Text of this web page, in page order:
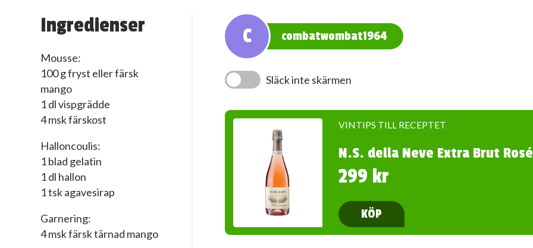
Ingredienser
Mousse:
100 g fryst eller färsk
mango
1 dl vispgrädde
4 msk färskost
Halloncoulis:
1 blad gelatin
1 dl hallon
1 tsk agavesirap
Garnering:
4 msk färsk tärnad mango
C combatwombat1964
Släck inte skärmen
VINTIPS TILL RECEPTET
N.S. della Neve Extra Brut Rosé
299 kr
KÖP